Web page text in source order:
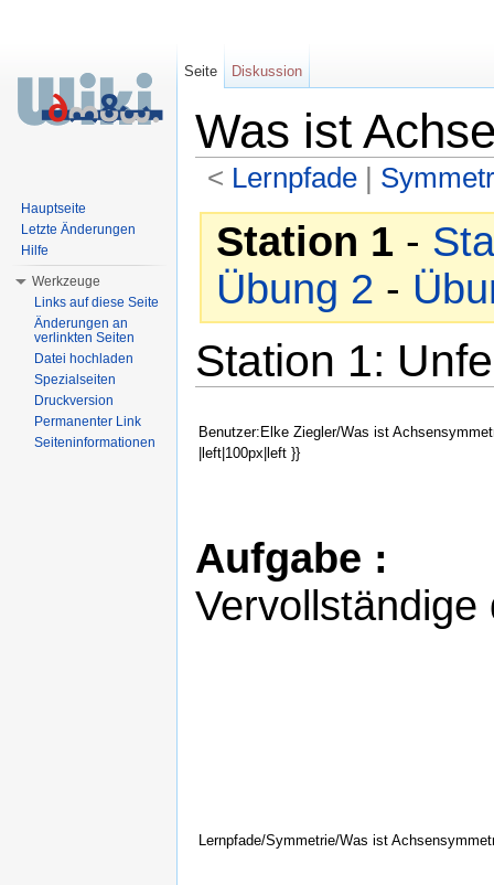
Was ist
< Lernpfade‎ |
Station 1 -
Übung 2 -
Station 1:
Benutzer:Elke Ziegler/Was ist
|left|100px|left }}
Aufgabe :
Vervollständige
Lernpfade/Symmetrie/Was ist
Seite Diskussion
Hauptseite
Letzte Änderungen
Hilfe
Werkzeuge
Links auf diese Seite
Änderungen an
verlinkten Seiten
Datei hochladen
Spezialseiten
Druckversion
Permanenter Link
Seiteninformationen